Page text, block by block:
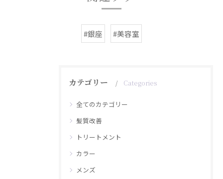
#銀座 #美容室
カテゴリー Categories
全てのカテゴリー
髪質改善
トリートメント
カラー
メンズ